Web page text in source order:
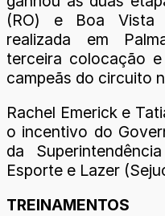
(RO) e Boa Vista
realizada em
terceira colocação
campeãs do circuito
Rachel Emerick e
o incentivo do
da
Esporte e Lazer
TREINAMENTOS